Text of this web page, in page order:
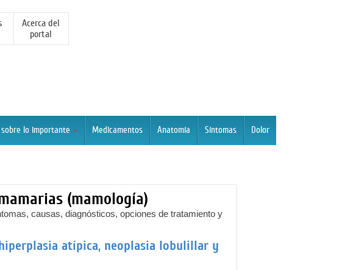
Acerca del
portal
sobre lo importante Medicamentos Anatomía Síntomas Dolor
(mamología)
causas, diagnósticos, opciones de tratamiento y
atípica, neoplasia lobulillar y